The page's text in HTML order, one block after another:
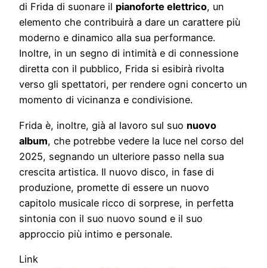
di Frida di suonare il pianoforte elettrico, un
elemento che contribuirà a dare un carattere più
moderno e dinamico alla sua performance.
Inoltre, in un segno di intimità e di connessione
diretta con il pubblico, Frida si esibirà rivolta
verso gli spettatori, per rendere ogni concerto un
momento di vicinanza e condivisione.
Frida è, inoltre, già al lavoro sul suo nuovo
album, che potrebbe vedere la luce nel corso del
2025, segnando un ulteriore passo nella sua
crescita artistica. Il nuovo disco, in fase di
produzione, promette di essere un nuovo
capitolo musicale ricco di sorprese, in perfetta
sintonia con il suo nuovo sound e il suo
approccio più intimo e personale.
Link